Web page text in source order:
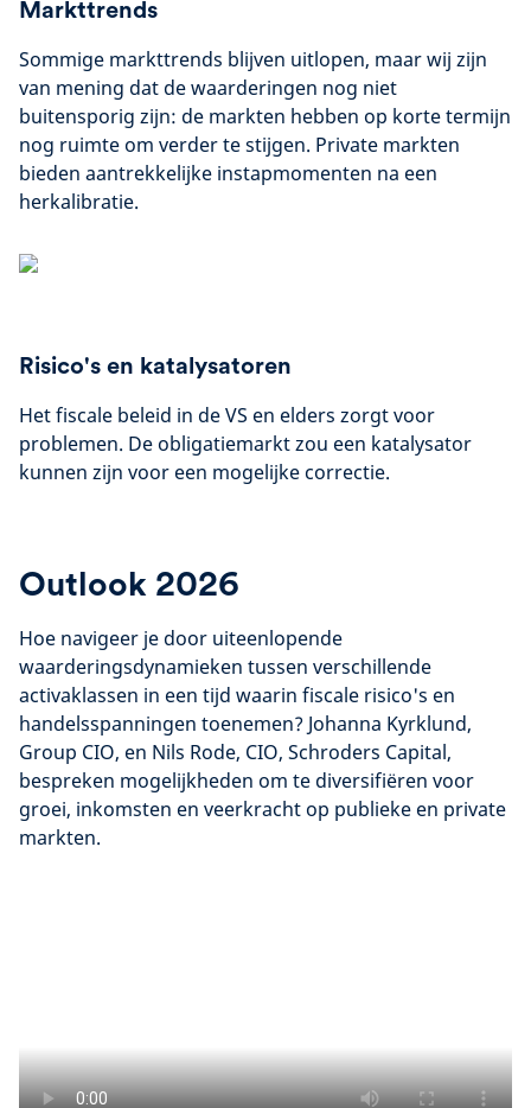
Markttrends
Sommige markttrends blijven uitlopen, maar wij zijn
van mening dat de waarderingen nog niet
buitensporig zijn: de markten hebben op korte termijn
nog ruimte om verder te stijgen. Private markten
bieden aantrekkelijke instapmomenten na een
herkalibratie.
Risico's en katalysatoren
Het fiscale beleid in de VS en elders zorgt voor
problemen. De obligatiemarkt zou een katalysator
kunnen zijn voor een mogelijke correctie.
Outlook 2026
Hoe navigeer je door uiteenlopende
waarderingsdynamieken tussen verschillende
activaklassen in een tijd waarin fiscale risico's en
handelsspanningen toenemen? Johanna Kyrklund,
Group CIO, en Nils Rode, CIO, Schroders Capital,
bespreken mogelijkheden om te diversifiëren voor
groei, inkomsten en veerkracht op publieke en private
markten.